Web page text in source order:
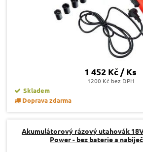
1 452 Kč / Ks
1200 Kč bez DPH
Skladem
Doprava zdarma
Akumulátorový rázový utahovák
Power - bez baterie a